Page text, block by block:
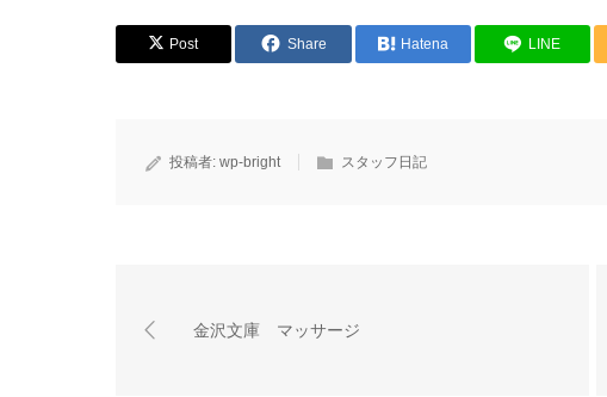
Post Share Hatena LINE
投稿者: wp-bright スタッフ日記
金沢文庫 マッサージ